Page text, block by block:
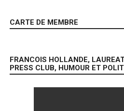
CARTE DE MEMBRE
FRANCOIS HOLLANDE,
PRESS CLUB, HUMOUR ET